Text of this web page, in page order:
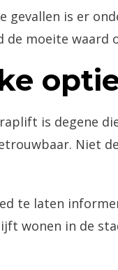
gevallen is er
de moeite waard
is degene
Niet
te laten
wonen in de